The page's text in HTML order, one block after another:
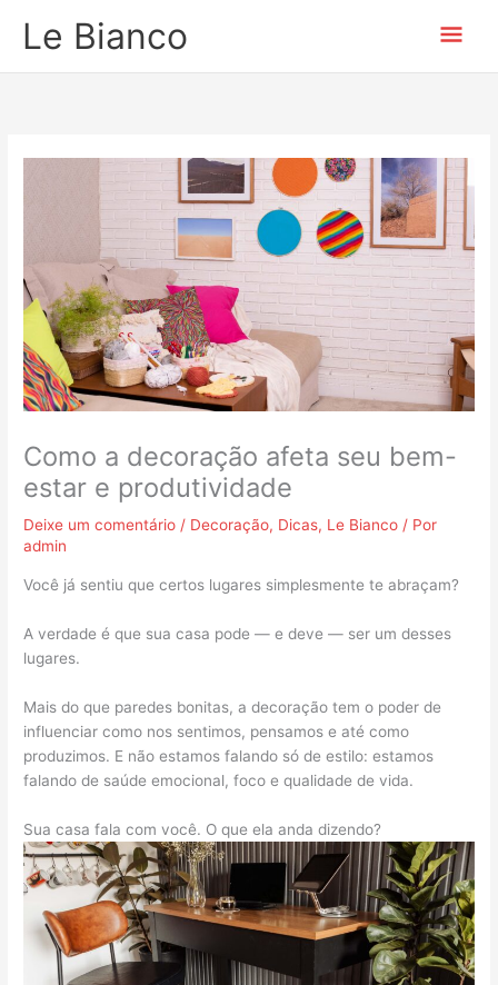
Le Bianco
Como a decoração afeta seu bem-
estar e produtividade
Deixe um comentário / Decoração, Dicas, Le Bianco / Por
admin
Você já sentiu que certos lugares simplesmente te abraçam?
A verdade é que sua casa pode — e deve — ser um desses
lugares.
Mais do que paredes bonitas, a decoração tem o poder de
influenciar como nos sentimos, pensamos e até como
produzimos. E não estamos falando só de estilo: estamos
falando de saúde emocional, foco e qualidade de vida.
Sua casa fala com você. O que ela anda dizendo?